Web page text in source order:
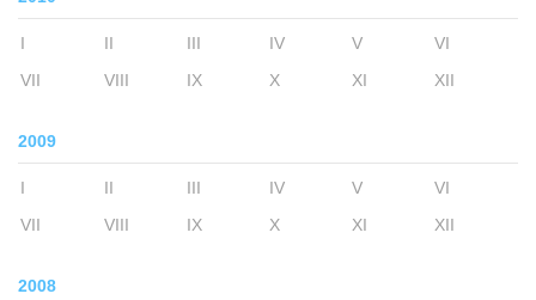
I II III IV V
VI
VII
VIII IX X XI XII
2009
I II III IV V
VI
VII
VIII IX X XI XII
2008